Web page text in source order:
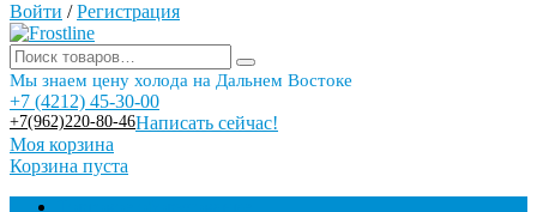
Войти / Регистрация
Мы знаем цену холода на Дальнем Востоке
+7 (4212) 45-30-00
+7(962)220-80-46Написать сейчас!
Моя корзина
Корзина пуста